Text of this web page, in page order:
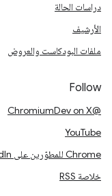
دراسات الحالة
الأرشيف
ملفات البودكاست والعروض
Follow
@ChromiumDev on X
YouTube
Chrome للمطوّرين على LinkedIn
خلاصة RSS